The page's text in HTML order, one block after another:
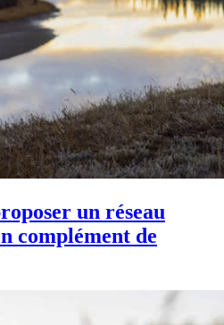
un réseau
complément de